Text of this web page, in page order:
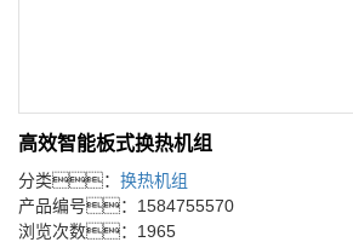
高效智能板式换热机组
分类： 换热机组
产品编号：1584755570
浏览次数：1965